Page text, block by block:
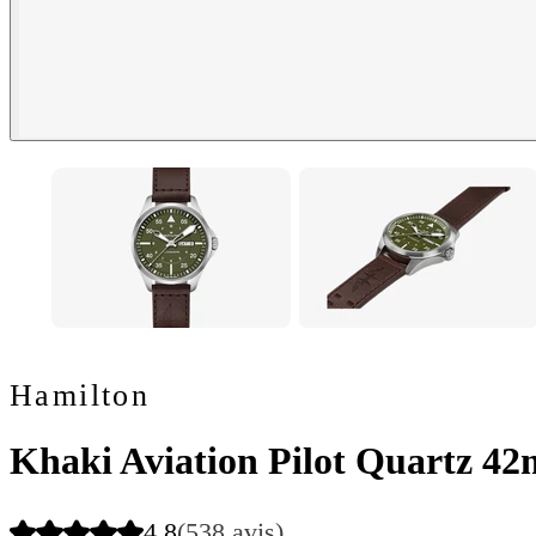
Hamilton
Khaki Aviation Pilot Quartz